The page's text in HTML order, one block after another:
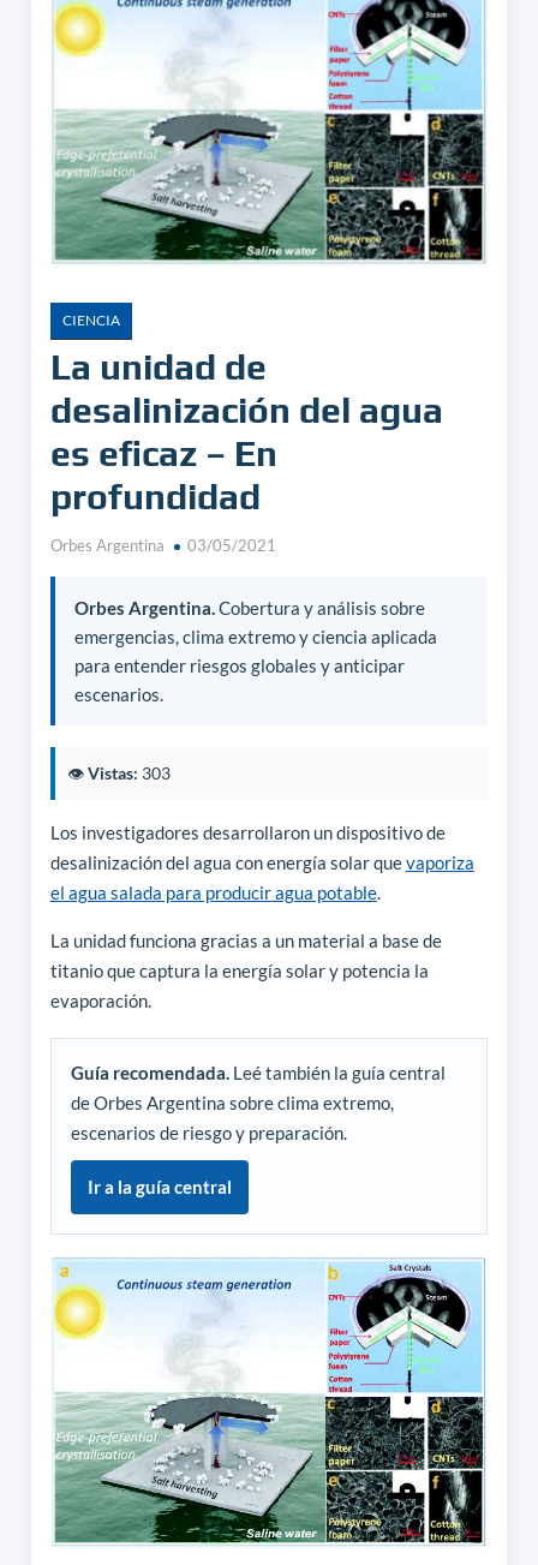
CIENCIA
La unidad de
desalinización del agua
es eficaz – En
profundidad
Orbes Argentina 03/05/2021
Orbes Argentina.Cobertura y análisis sobre
emergencias, clima extremo y ciencia aplicada
para entender riesgos globales y anticipar
escenarios.
👁️Vistas: 303
Los investigadores desarrollaron un dispositivo de
desalinización del agua con energía solar quevaporiza
el agua salada para producir agua potable.
La unidad funciona gracias a un material a base de
titanio que captura la energía solar y potencia la
evaporación.
Guía recomendada.Leé también la guía central
de Orbes Argentina sobre clima extremo,
escenarios de riesgo y preparación.
Ir a la guía central